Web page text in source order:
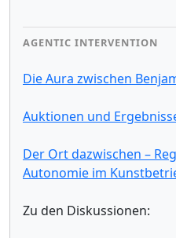
AGENTIC INTERVENTION
Die Aura zwischen
Auktionen und
Der Ort dazwischen –
Autonomie im
Zu den Diskussionen: